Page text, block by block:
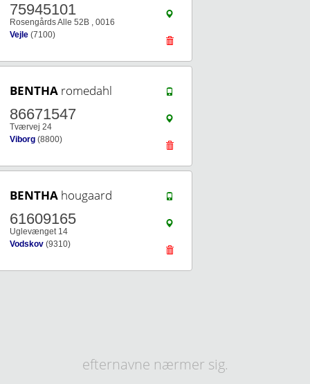
75945101
Rosengårds Alle 52B , 0016
Vejle (7100)
BENTHA romedahl
86671547
Tværvej 24
Viborg (8800)
BENTHA hougaard
61609165
Uglevænget 14
Vodskov (9310)
efternavne nærmer sig.